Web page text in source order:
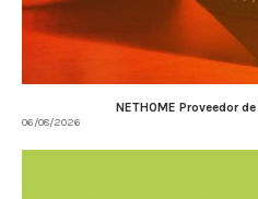
NETHOME Proveedor de
06/08/2026